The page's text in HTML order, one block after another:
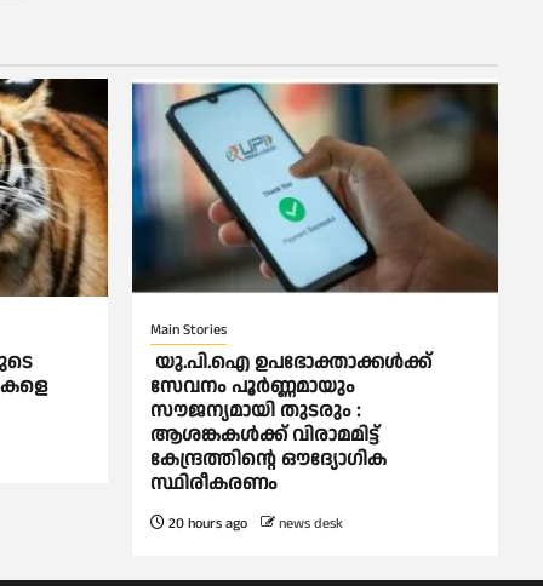
Main Stories
യു.പി.ഐ ഉപഭോക്താക്കള്‍ക്ക്
സേവനം പൂര്‍ണ്ണമായും
സൗജന്യമായി തുടരും :
ആശങ്കകള്‍ക്ക് വിരാമമിട്ട്
കേന്ദ്രത്തിന്റെ ഔദ്യോഗിക
സ്ഥിരീകരണം
20 hours ago news desk